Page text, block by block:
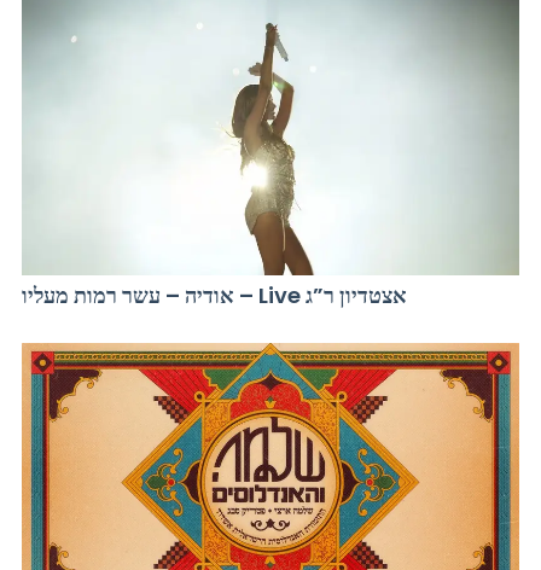
אודיה – עשר רמות מעליו – Live אצטדיון ר”ג